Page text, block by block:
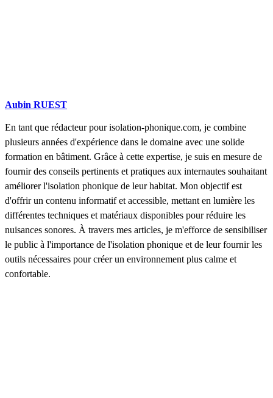
Aubin RUEST
En tant que rédacteur pour isolation-phonique.com, je combine
plusieurs années d'expérience dans le domaine avec une solide
formation en bâtiment. Grâce à cette expertise, je suis en mesure de
fournir des conseils pertinents et pratiques aux internautes souhaitant
améliorer l'isolation phonique de leur habitat. Mon objectif est
d'offrir un contenu informatif et accessible, mettant en lumière les
différentes techniques et matériaux disponibles pour réduire les
nuisances sonores. À travers mes articles, je m'efforce de sensibiliser
le public à l'importance de l'isolation phonique et de leur fournir les
outils nécessaires pour créer un environnement plus calme et
confortable.